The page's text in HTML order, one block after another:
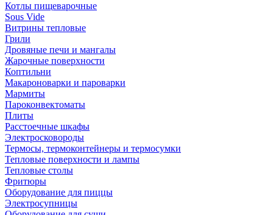
Котлы пищеварочные
Sous Vide
Витрины тепловые
Грили
Дровяные печи и мангалы
Жарочные поверхности
Коптильни
Макароноварки и пароварки
Мармиты
Пароконвектоматы
Плиты
Расстоечные шкафы
Электросковороды
Термосы, термоконтейнеры и термосумки
Тепловые поверхности и лампы
Тепловые столы
Фритюры
Оборудование для пиццы
Электросупницы